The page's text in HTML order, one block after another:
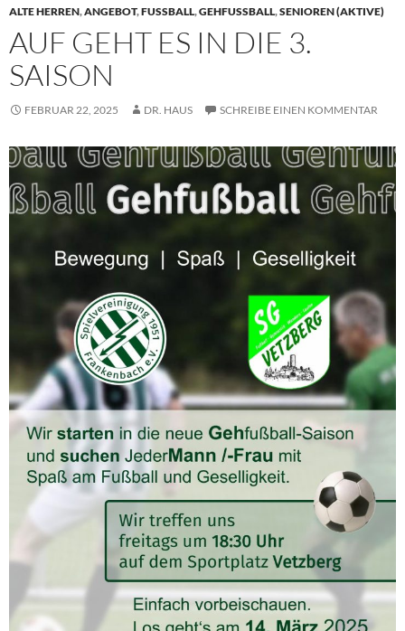
ALTE HERREN,ANGEBOT,FUSSBALL ,GEHFUSSBALL,SENIOREN (AKTIVE)
AUF GEHT ES IN DIE 3.
SAISON
FEBRUAR 22, 2025 DR. HAUS SCHREIBE EINEN KOMMENTAR